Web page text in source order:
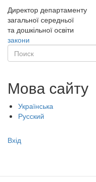
Директор департаменту
загальної середньої
та дошкільної освіти
закони
Поиск
Мова сайту
Українська
Русский
Меню
записи
Вхід